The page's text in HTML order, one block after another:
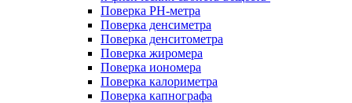
Поверка PH-метра
Поверка денсиметра
Поверка денситометра
Поверка жиромера
Поверка иономера
Поверка калориметра
Поверка капнографа